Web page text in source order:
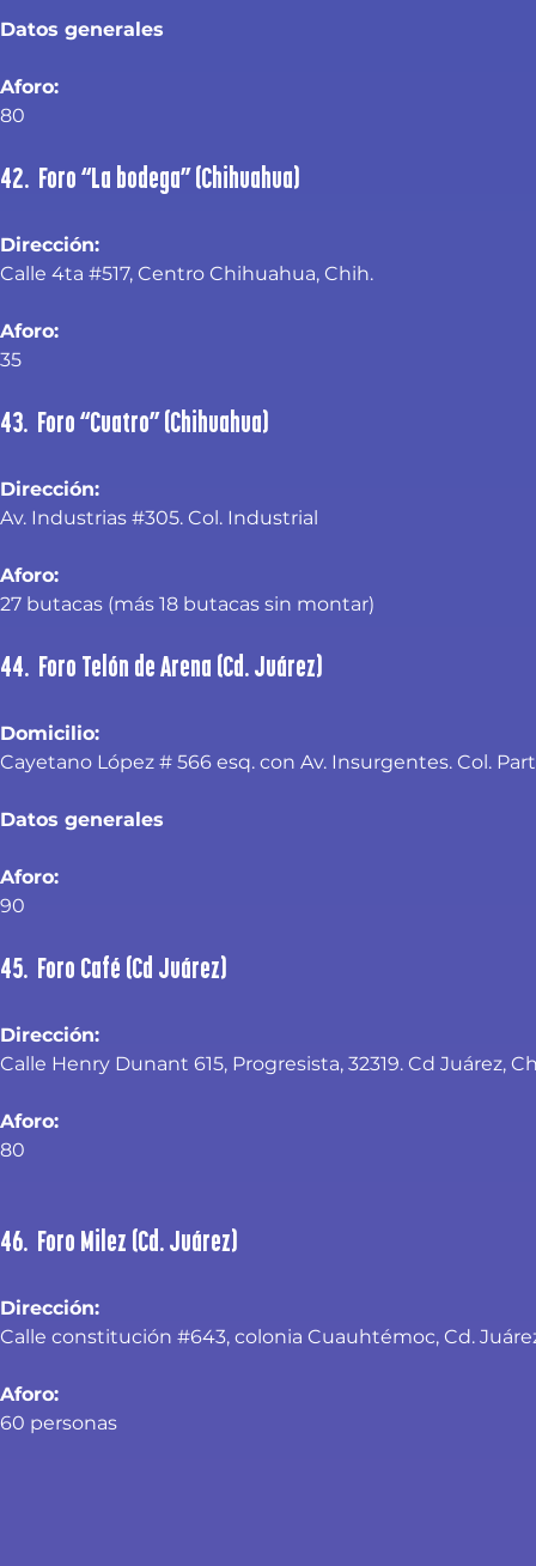
Datos generales
Aforo:
80
42. Foro “La bodega” (Chihuahua)
Dirección:
Calle 4ta #517, Centro Chihuahua, Chih.
Aforo:
35
43. Foro “Cuatro” (Chihuahua)
Dirección:
Av. Industrias #305. Col. Industrial
Aforo:
27 butacas (más 18 butacas sin montar)
44. Foro Telón de Arena (Cd. Juárez)
Domicilio:
Cayetano López # 566 esq. con Av. Insurgentes. Col.
Datos generales
Aforo:
90
45. Foro Café (Cd Juárez)
Dirección:
Calle Henry Dunant 615, Progresista, 32319. Cd Juárez,
Aforo:
80
46. Foro Milez (Cd. Juárez)
Dirección:
Calle constitución #643, colonia Cuauhtémoc, Cd.
Aforo:
60 personas